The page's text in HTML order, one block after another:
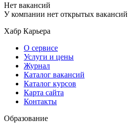
Нет вакансий
У компании нет открытых вакансий
Хабр Карьера
О сервисе
Услуги и цены
Журнал
Каталог вакансий
Каталог курсов
Карта сайта
Контакты
Образование